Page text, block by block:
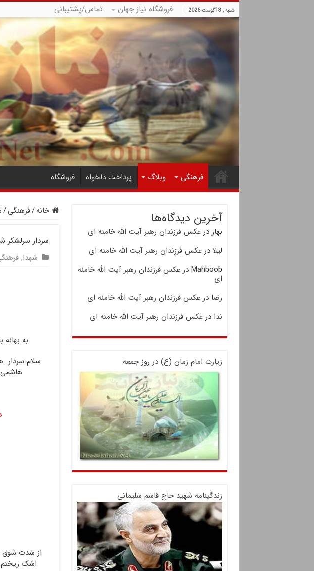
شنبه , 8 آگوست 2026 فروشگاه نیاز جهان تماس/پشتیبانی
فرهنگی وبلاگ پرداخت دلخواه فروشگاه
خانه/فرهنگی/
سردار سرلشکر
شهدا,
به
سلام
هاشمی
از شدت شوق
اشک
آخرین دیدگاه‌ها
بهار درعکس فرزندان رهبر آیت الله خامنه ای
لیلا درعکس فرزندان رهبر آیت الله خامنه ای
Mahboob درعکس فرزندان رهبر آیت الله خامنه
ای
رضا درعکس فرزندان رهبر آیت الله خامنه ای
ندا درعکس فرزندان رهبر آیت الله خامنه ای
زیارت امام زمان (ع) در روز جمعه
زندگینامه شهید حاج قاسم سلیمانی